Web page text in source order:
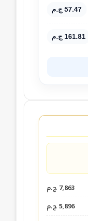
57.47 ج.م
161.81 ج.م
7,863 ج.م
5,896 ج.م